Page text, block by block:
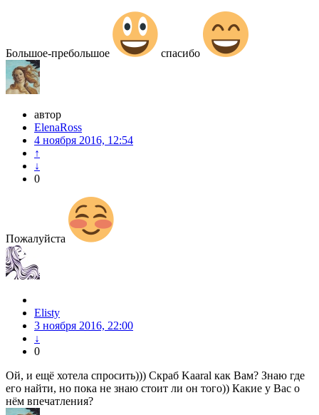
Большое-пребольшое спасибо
автор
ElenaRoss
4 ноября 2016, 12:54
↑
↓
0
Пожалуйста
Elisty
3 ноября 2016, 22:00
↓
0
Ой, и ещё хотела спросить))) Скраб Kaaral как Вам? Знаю где
его найти, но пока не знаю стоит ли он того)) Какие у Вас о
нём впечатления?